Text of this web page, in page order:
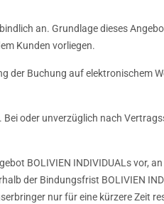
an. Grundlage dieses
Kunden vorliegen.
der Buchung auf elektronischem
oder unverzüglich nach
BOLIVIEN INDIVIDUALs vor,
der Bindungsfrist BOLIVIEN
nur für eine kürzere Zeit